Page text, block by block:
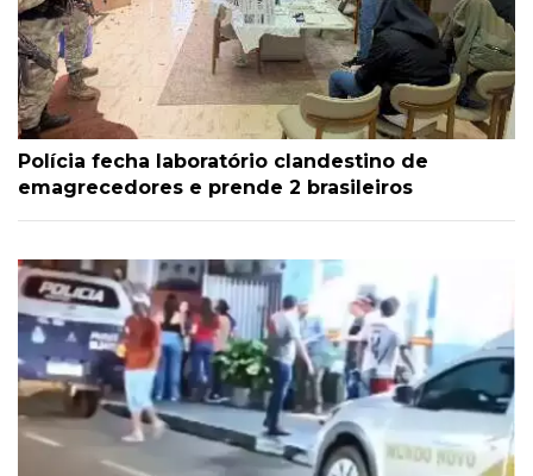
Polícia fecha laboratório clandestino de
emagrecedores e prende 2 brasileiros